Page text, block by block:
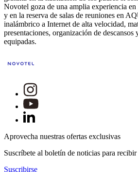
Novotel goza de una amplia experiencia
y en la reserva de salas de reuniones en
inalámbrico a Internet de alta velocidad,
presentaciones, organización de descansos
equipadas.
Aprovecha nuestras ofertas exclusivas
Suscríbete al boletín de noticias para
Suscribirse